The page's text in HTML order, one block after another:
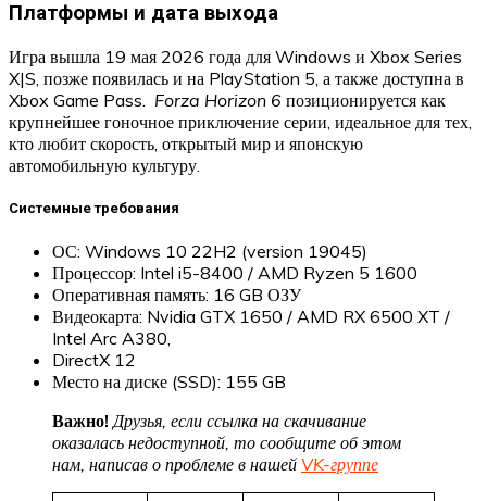
Платформы и дата выхода
Игра вышла 19 мая 2026 года для Windows и Xbox Series
X|S, позже появилась и на PlayStation 5, а также доступна в
Xbox Game Pass. Forza Horizon 6 позиционируется как
крупнейшее гоночное приключение серии, идеальное для тех,
кто любит скорость, открытый мир и японскую
автомобильную культуру.
Системные требования
ОС: Windows 10 22H2 (version 19045)
Процессор: Intel i5-8400 / AMD Ryzen 5 1600
Оперативная память: 16 GB ОЗУ
Видеокарта: Nvidia GTX 1650 / AMD RX 6500 XT /
Intel Arc A380,
DirectX 12
Место на диске (SSD): 155 GB
Важно!Друзья, если ссылка на скачивание
оказалась недоступной, то сообщите об этом
нам, написав о проблеме в нашей VK-группе